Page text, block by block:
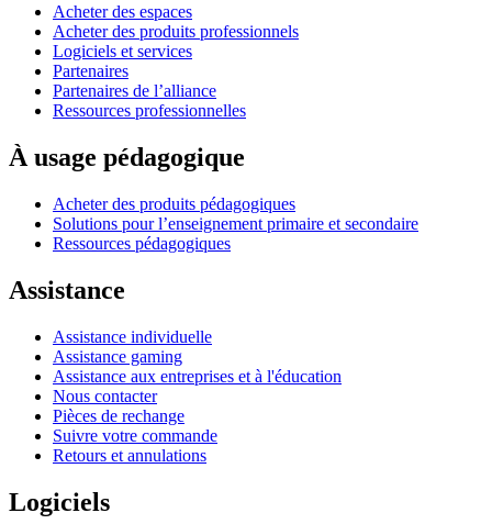
Acheter des espaces
Acheter des produits professionnels
Logiciels et services
Partenaires
Partenaires de l’alliance
Ressources professionnelles
À usage pédagogique
Acheter des produits pédagogiques
Solutions pour l’enseignement primaire et secondaire
Ressources pédagogiques
Assistance
Assistance individuelle
Assistance gaming
Assistance aux entreprises et à l'éducation
Nous contacter
Pièces de rechange
Suivre votre commande
Retours et annulations
Logiciels